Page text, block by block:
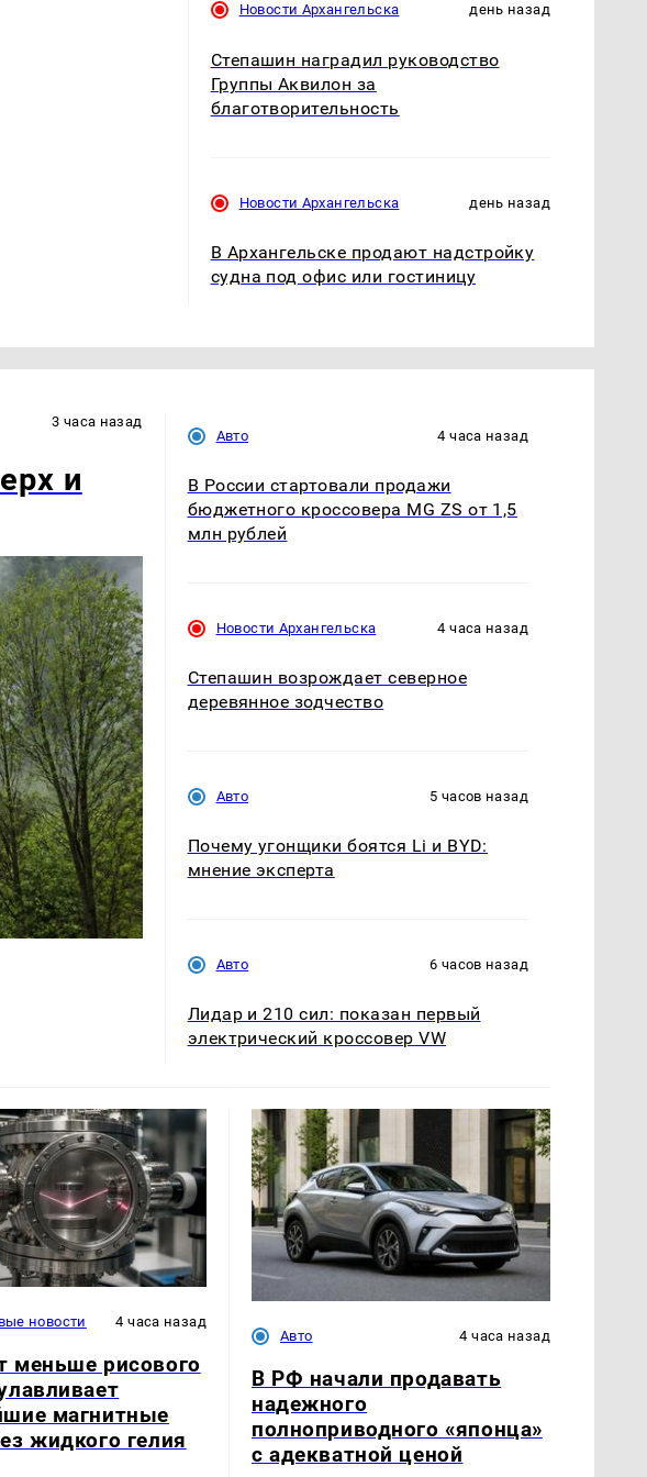
Новости Архангельска день назад
Степашин наградил руководство
Группы Аквилон за
благотворительность
Новости Архангельска день назад
В Архангельске продают надстройку
судна под офис или гостиницу
3 часа назад
и
Авто 4 часа назад
В России стартовали продажи
бюджетного кроссовера MG ZS от 1,5
млн рублей
Новости Архангельска 4 часа назад
Степашин возрождает северное
деревянное зодчество
Авто 5 часов назад
Почему угонщики боятся Li и BYD:
мнение эксперта
Авто 6 часов назад
Лидар и 210 сил: показан первый
электрический кроссовер VW
новости 4 часа назад
меньше рисового
магнитные
жидкого гелия
Авто 4 часа назад
В РФ начали продавать
надежного
полноприводного «японца»
с адекватной ценой